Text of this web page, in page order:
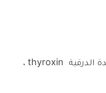
الدرقية thyroxin ،